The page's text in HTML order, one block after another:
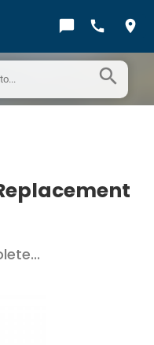
chat_bubble call location_on
search